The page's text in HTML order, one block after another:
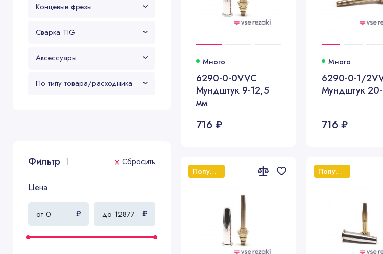
Концевые фрезы
Сварка TIG
Аксессуары
По типу товара/расходника
Фильтр 1 Сбросить
Цена
₽ ₽
Много
6290-0-0VVC
Мундштук 9-12,5
мм
716 ₽
Много
6290-0-1/
716 ₽
Популярный Популярный